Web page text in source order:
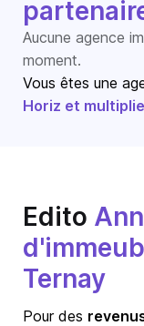
Aucune agence
moment.
Vous êtes une
Horiz et
Edito
Ternay
Pour des